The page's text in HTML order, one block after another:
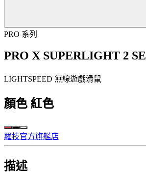
PRO 系列
PRO X SUPERLIGHT 2 SE
LIGHTSPEED 無線遊戲滑鼠
顏色 紅色
羅技官方旗艦店
描述